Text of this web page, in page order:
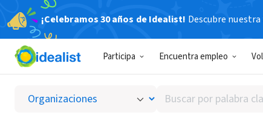
¡Celebramos 30 años de Idealist! Descubre
Participa Encuentra empleo
Buscar
por
The